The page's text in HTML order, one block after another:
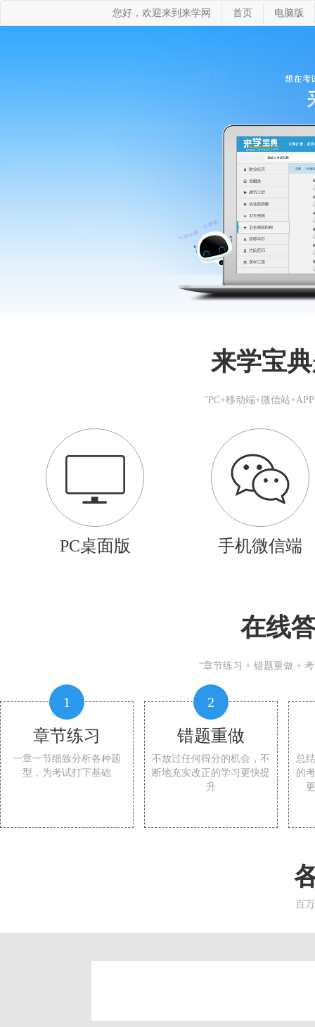
您好，欢迎来到来学网 首页 电脑版
来学宝
"PC+移动端+微信站
PC桌面版 手机微信端
在线
“章节练习 + 错题重做 +
1
章节练习
一章一节细致分析各种题
型，为考试打下基础
2
错题重做
不放过任何得分的机会，不
断地充实改正的学习更快提
升
总
的
百